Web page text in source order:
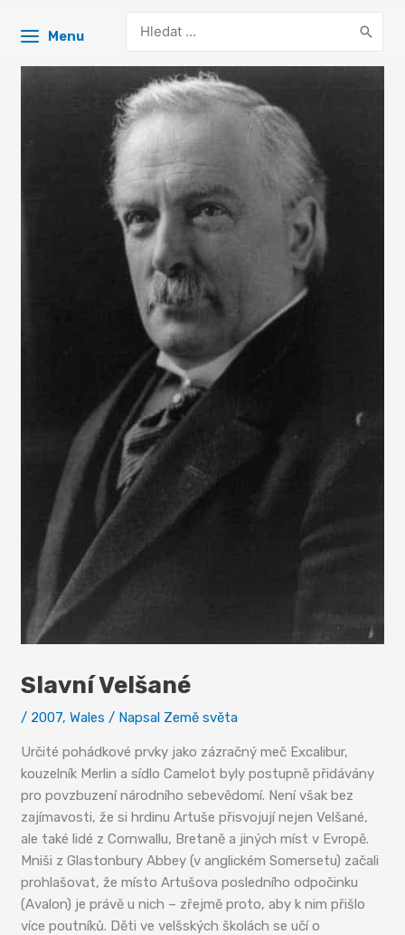
Menu
for:
Slavní Velšané
/ 2007,Wales / Napsal Země světa
Určité pohádkové prvky jako zázračný meč Excalibur,
kouzelník Merlin a sídlo Camelot byly postupně přidávány
pro povzbuzení národního sebevědomí. Není však bez
zajímavosti, že si hrdinu Artuše přisvojují nejen Velšané,
ale také lidé z Cornwallu, Bretaně a jiných míst v Evropě.
Mniši z Glastonbury Abbey (v anglickém Somersetu) začali
prohlašovat, že místo Artušova posledního odpočinku
(Avalon) je právě u nich – zřejmě proto, aby k nim přišlo
více poutníků. Děti ve velšských školách se učí o